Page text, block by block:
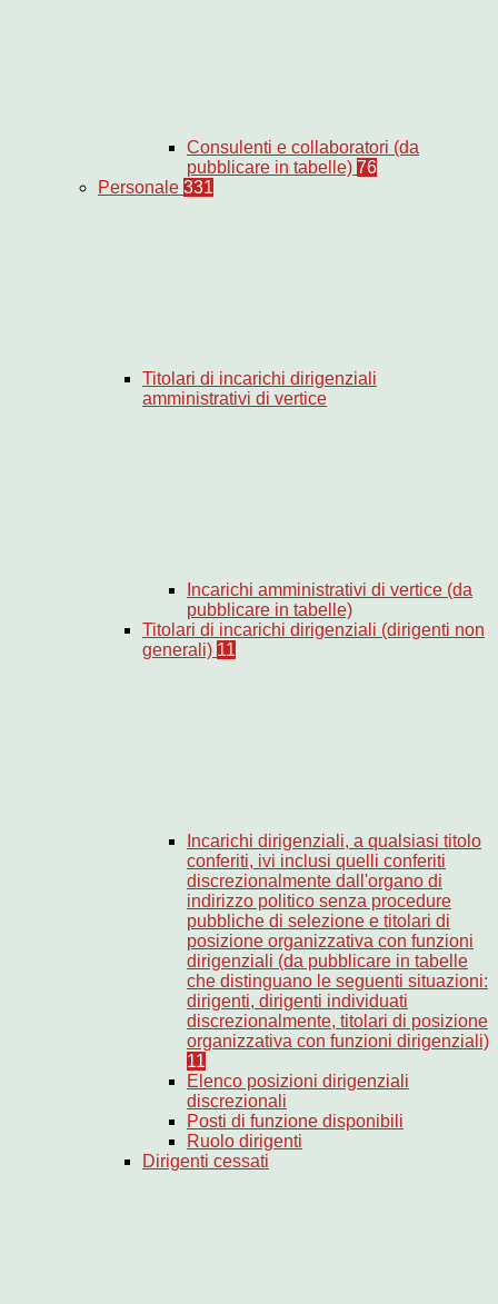
Consulenti e collaboratori (da
pubblicare in tabelle) 76
Personale 331
Titolari di incarichi dirigenziali
amministrativi di vertice
Incarichi amministrativi di vertice (da
pubblicare in tabelle)
Titolari di incarichi dirigenziali (dirigenti non
generali) 11
Incarichi dirigenziali, a qualsiasi titolo
conferiti, ivi inclusi quelli conferiti
discrezionalmente dall'organo di
indirizzo politico senza procedure
pubbliche di selezione e titolari di
posizione organizzativa con funzioni
dirigenziali (da pubblicare in tabelle
che distinguano le seguenti situazioni:
dirigenti, dirigenti individuati
discrezionalmente, titolari di posizione
organizzativa con funzioni dirigenziali)
11
Elenco posizioni dirigenziali
discrezionali
Posti di funzione disponibili
Ruolo dirigenti
Dirigenti cessati